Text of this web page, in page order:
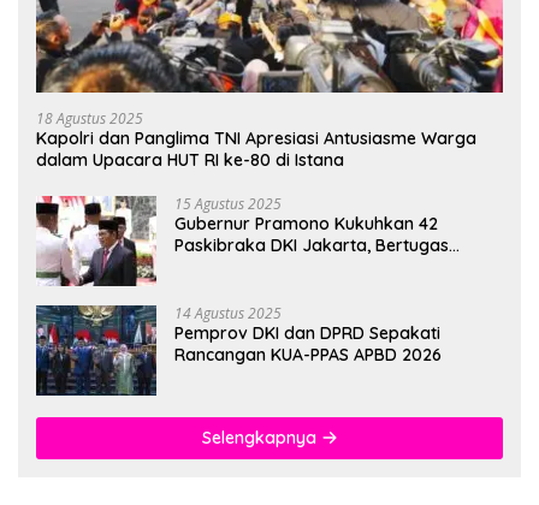
18 Agustus 2025
Kapolri dan Panglima TNI Apresiasi Antusiasme Warga
dalam Upacara HUT RI ke-80 di Istana
15 Agustus 2025
Gubernur Pramono Kukuhkan 42
Paskibraka DKI Jakarta, Bertugas
14 Agustus 2025
Pemprov DKI dan DPRD Sepakati
Rancangan KUA-PPAS APBD 2026
Selengkapnya